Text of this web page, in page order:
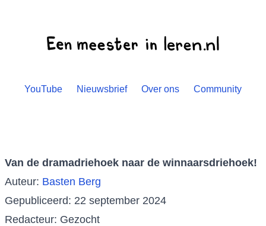
YouTube Nieuwsbrief Over ons Community
Van de dramadriehoek naar de winnaarsdriehoek!
Auteur: Basten Berg
Gepubliceerd: 22 september 2024
Redacteur: Gezocht